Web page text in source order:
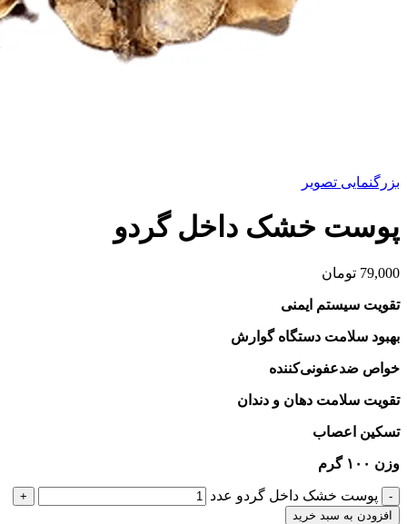
بزرگنمایی تصویر
پوست خشک داخل گردو
79,000 تومان
تقویت سیستم ایمنی
بهبود سلامت دستگاه گوارش
خواص ضدعفونی‌کننده
تقویت سلامت دهان و دندان
تسکین اعصاب
وزن ۱۰۰ گرم
- پوست خشک داخل گردو عدد
+
افزودن به سبد خرید